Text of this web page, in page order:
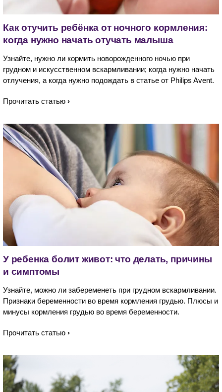
Как отучить ребёнка от ночного кормления:
когда нужно начать отучать малыша
Узнайте, нужно ли кормить новорожденного ночью при
грудном и искусственном вскармливании; когда нужно начать
отлучения, а когда нужно подождать в статье от Philips Avent.
Прочитать статью
У ребенка болит живот: что делать, причины
и симптомы
Узнайте, можно ли забеременеть при грудном вскармливании.
Признаки беременности во время кормления грудью. Плюсы и
минусы кормления грудью во время беременности.
Прочитать статью